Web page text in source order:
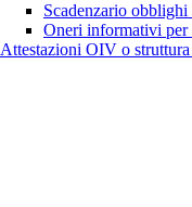
Scadenzario
Oneri informativi per
Attestazioni OIV o struttura